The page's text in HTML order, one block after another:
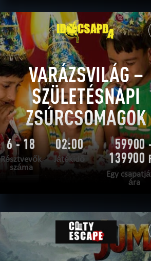
SZABADULNI AKAROK | TELJESÍTVE
VARÁZSVILÁG –
SZÜLETÉSNAPI
ZSÚRCSOMAGOK
6 - 18
Résztvevők
száma
02:00
Játékidő
59900
139900
Egy
ára
SZABADULNI AKAROK TELJESÍTVE